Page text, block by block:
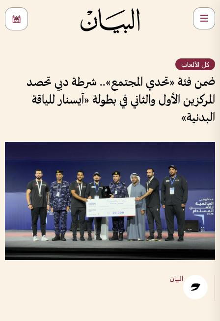
كل الألعاب
ضمن فئة «تحدي المجتمع».. شرطة دبي تحصد
المركزين الأول والثاني في بطولة «آيسنار للياقة
البدنية»
البيان